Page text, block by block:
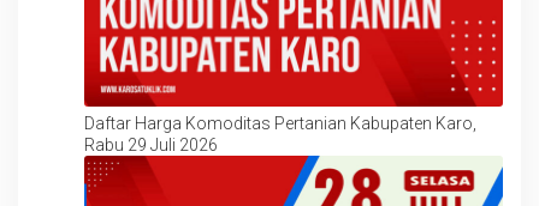
Daftar Harga Komoditas Pertanian Kabupaten Karo,
Rabu 29 Juli 2026